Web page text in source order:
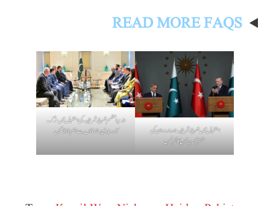
READ MORE FAQS
استنبول میں شہباز شریف اور اردوان کی
مشترکہ پریس کانفرنس
وزیراعظم شہباز شریف کی استنبول میں ترک
کاروباری رہنماؤں سے اہم ملاقاتیں